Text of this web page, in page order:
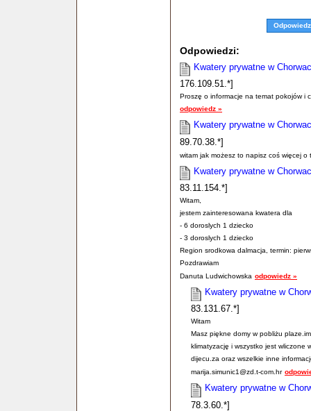
Odpowiedz
Odpowiedzi:
Kwatery prywatne w
176.109.51.*]
Proszę o informacje na temat pokojów i
odpowiedz »
Kwatery prywatne w
89.70.38.*]
witam jak możesz to napisz coś więcej o
Kwatery prywatne w
83.11.154.*]
Witam,
jestem zainteresowana kwatera dla
- 6 doroslych 1 dziecko
- 3 doroslych 1 dziecko
Region srodkowa dalmacja, termin:
Pozdrawiam
Danuta Ludwichowska odpowiedz »
Kwatery prywatne w
83.131.67.*]
Witam
Masz piękne domy w pobliżu
klimatyzację i wszystko jest wliczone
dijecu.za oraz wszelkie inne
marija.simunic1@zd.t-com.hr
Kwatery prywatne w
78.3.60.*]